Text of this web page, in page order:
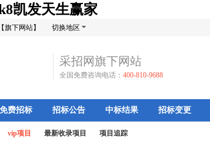
凯发天生赢家
下网站】 切换地区
采招网旗下网站
全国免费咨询电话： 400-810-9688
免费招标 招标公告 中标结果 招标变更
vip项目 最新收录项目 项目追踪